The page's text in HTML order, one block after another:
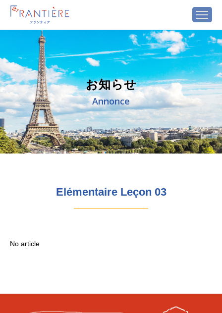
お知らせ
Annonce
Elémentaire Leçon 03
No article